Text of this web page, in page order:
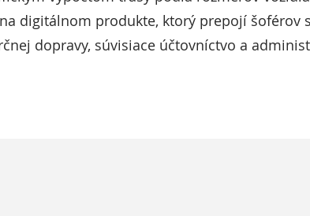
digitálnom produkte, ktorý prepojí šoférov
dopravy, súvisiace účtovníctvo a